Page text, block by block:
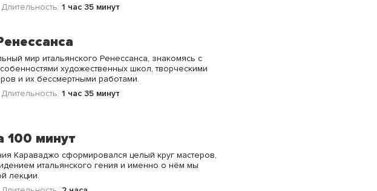
Длительность: 1 час 35 минут
мир итальянского Ренессанса, знакомясь с
художественных школ, творческими
и их бессмертными работами.
Длительность: 1 час 35 минут
100 минут
Караваджо сформировался целый круг мастеров,
итальянского гения и именно о нём мы
лекции.